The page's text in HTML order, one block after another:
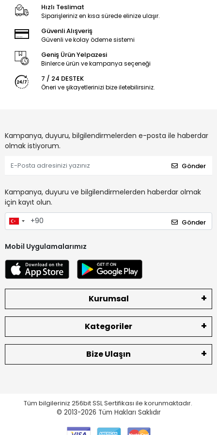
Hızlı Teslimat
Siparişleriniz en kısa sürede elinize ulaşır.
Güvenli Alışveriş
Güvenli ve kolay ödeme sistemi
Geniş Ürün Yelpazesi
Binlerce ürün ve kampanya seçeneği
7 / 24 DESTEK
Öneri ve şikayetlerinizi bize iletebilirsiniz.
Kampanya, duyuru, bilgilendirmelerden e-posta ile haberdar
olmak istiyorum.
Gönder
Kampanya, duyuru ve bilgilendirmelerden haberdar olmak
için kayıt olun.
Gönder
Mobil Uygulamalarımız
Kurumsal
Kategoriler
Bize Ulaşın
Tüm bilgileriniz 256bit SSL Sertifikası ile korunmaktadır.
© 2013-2026 Tüm Hakları Saklıdır